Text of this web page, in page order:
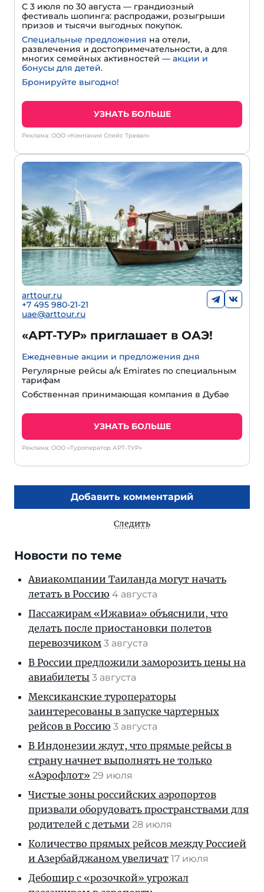
С 3 июля по 30 августа — грандиозный
фестиваль шопинга: распродажи, розыгрыши
призов и тысячи выгодных покупок.
Специальные предложения на отели,
развлечения и достопримечательности, а для
многих семейных активностей — акции и
бонусы для детей.
Бронируйте выгодно!
УЗНАТЬ БОЛЬШЕ
Реклама: ООО «Компания Спейс Тревел»
arttour.ru
+7 495 980-21-21
uae@arttour.ru
«АРТ-ТУР» приглашает в ОАЭ!
Ежедневные акции и предложения дня
Регулярные рейсы а/к Emirates по специальным
тарифам
Собственная принимающая компания в Дубае
УЗНАТЬ БОЛЬШЕ
Реклама: ООО «Туроператор АРТ-ТУР»
Добавить комментарий
Следить
Новости по теме
Авиакомпании Таиланда могут начать
летать в Россию 4 августа
Пассажирам «Ижавиа» объяснили, что
делать после приостановки полетов
перевозчиком 3 августа
В России предложили заморозить цены на
авиабилеты 3 августа
Мексиканские туроператоры
заинтересованы в запуске чартерных
рейсов в Россию 3 августа
В Индонезии ждут, что прямые рейсы в
страну начнет выполнять не только
«Аэрофлот» 29 июля
Чистые зоны российских аэропортов
призвали оборудовать пространствами для
родителей с детьми 28 июля
Количество прямых рейсов между Россией
и Азербайджаном увеличат 17 июля
Дебошир с «розочкой» угрожал